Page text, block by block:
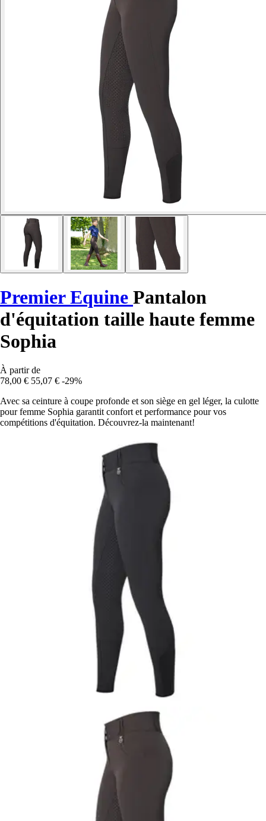
Premier Equine Pantalon
d'équitation taille haute femme
Sophia
À partir de
78,00 € 55,07 € -29%
Avec sa ceinture à coupe profonde et son siège en gel léger, la culotte
pour femme Sophia garantit confort et performance pour vos
compétitions d'équitation. Découvrez-la maintenant!